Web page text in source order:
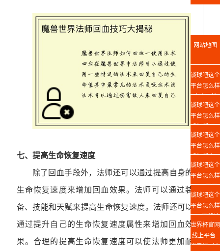
七、提高生命恢复速度
除了回血手段外，法师还可以通过提高自身的
生命恢复速度来增加回血效果。法师可以通过装
备、技能和天赋来提高生命恢复速度。法师还可以
通过提升自己的生命恢复速度属性来增加回血效
果。合理的提高生命恢复速度可以使法师更加耐
网站地图
谈球吧这个
平台怎么样
官方网站
谈球吧这个
平台怎么样
手机版入口
谈球吧这个
平台怎么样
手机版官网
谈球吧这个
平台怎么样
Web网页
版
谈球吧这个
平台怎么样
app下载地
址
世界杯官网
线上平台_
世界杯（中